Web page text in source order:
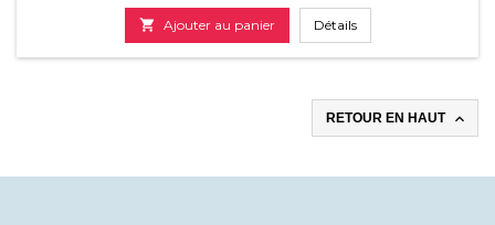
 Ajouter au panier Détails
RETOUR EN HAUT 